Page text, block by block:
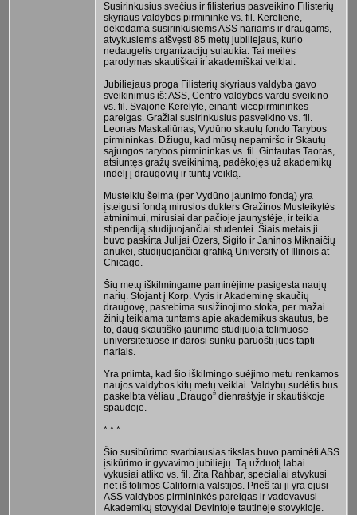
Susirinkusius svečius ir filisterius pasveikino Filisterių
skyriaus valdybos pirmininkė vs. fil. Kerelienė,
dėkodama susirinkusiems ASS nariams ir draugams,
atvykusiems atšvęsti 85 metų jubiliejaus, kurio
nedaugelis organizacijų sulaukia. Tai meilės
parodymas skautiškai ir akademiškai veiklai.
Jubiliejaus proga Filisterių skyriaus valdyba gavo
sveikinimus iš: ASS, Centro valdybos vardu sveikino
vs. fil. Svajonė Kerelytė, einanti vicepirmininkės
pareigas. Gražiai susirinkusius pasveikino vs. fil.
Leonas Maskaliūnas, Vydūno skautų fondo Tarybos
pirmininkas. Džiugu, kad mūsų nepamiršo ir Skautų
sąjungos tarybos pirmininkas vs. fil. Gintautas Taoras,
atsiuntęs gražų sveikinimą, padėkojęs už akademikų
indėlį į draugovių ir tuntų veiklą.
Musteikių šeima (per Vydūno jaunimo fondą) yra
įsteigusi fondą mirusios dukters Gražinos Musteikytės
atminimui, mirusiai dar pačioje jaunystėje, ir teikia
stipendiją studijuojančiai studentei. Šiais metais ji
buvo paskirta Julijai Ozers, Sigito ir Janinos Miknaičių
anūkei, studijuojančiai grafiką University of Illinois at
Chicago.
Šių metų iškilmingame paminėjime pasigesta naujų
narių. Stojant į Korp. Vytis ir Akademinę skaučių
draugovę, pastebima susižinojimo stoka, per mažai
žinių teikiama tuntams apie akademikus skautus, be
to, daug skautiško jaunimo studijuoja tolimuose
universitetuose ir darosi sunku paruošti juos tapti
nariais.
Yra priimta, kad šio iškilmingo suėjimo metu renkamos
naujos valdybos kitų metų veiklai. Valdybų sudėtis bus
paskelbta vėliau „Draugo” dienraštyje ir skautiškoje
spaudoje.
* * *
Šio susibūrimo svarbiausias tikslas buvo paminėti ASS
įsikūrimo ir gyvavimo jubiliejų. Tą užduotį labai
vykusiai atliko vs. fil. Zita Rahbar, specialiai atvykusi
net iš tolimos California valstijos. Prieš tai ji yra ėjusi
ASS valdybos pirmininkės pareigas ir vadovavusi
Akademikų stovyklai Devintoje tautinėje stovykloje.